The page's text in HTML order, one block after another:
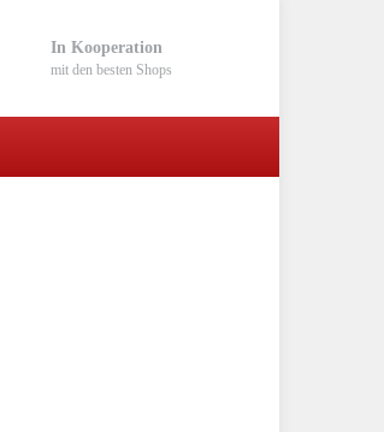
In Kooperation
mit den besten Shops